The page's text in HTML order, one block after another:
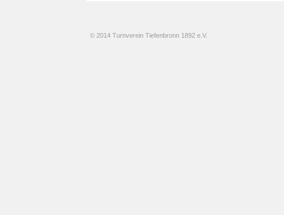
© 2014 Turnverein Tiefenbronn 1892 e.V.